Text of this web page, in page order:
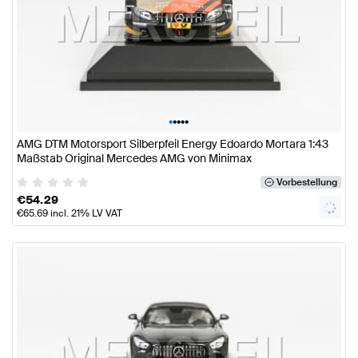
•••••
AMG DTM Motorsport Silberpfeil Energy Edoardo Mortara 1:43
Maßstab Original Mercedes AMG von Minimax
Vorbestellung
€54.29
€65.69incl. 21% LV VAT